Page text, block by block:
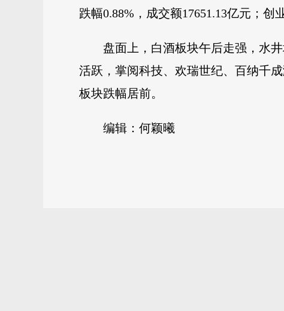
跌幅0.88%，成交额17651.13亿元；创
盘面上，白酒板块午后走强，水
活跃，掌阅科技、欢瑞世纪、百纳千
板块跌幅居前。
编辑：何颖曦